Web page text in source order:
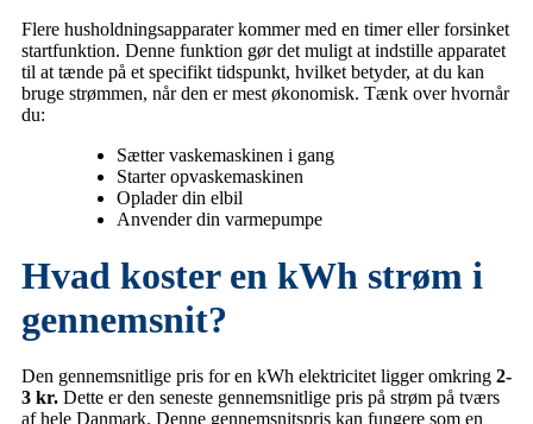
Flere husholdningsapparater kommer med en timer eller forsinket
startfunktion. Denne funktion gør det muligt at indstille apparatet
til at tænde på et specifikt tidspunkt, hvilket betyder, at du kan
bruge strømmen, når den er mest økonomisk. Tænk over hvornår
du:
Sætter vaskemaskinen i gang
Starter opvaskemaskinen
Oplader din elbil
Anvender din varmepumpe
Hvad koster en kWh strøm i
gennemsnit?
Den gennemsnitlige pris for en kWh elektricitet ligger omkring 2-
3 kr. Dette er den seneste gennemsnitlige pris på strøm på tværs
af hele Danmark. Denne gennemsnitspris kan fungere som en